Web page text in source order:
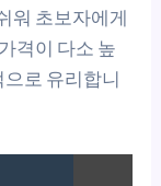
워 초보자에게
격이 다소 높
으로 유리합니